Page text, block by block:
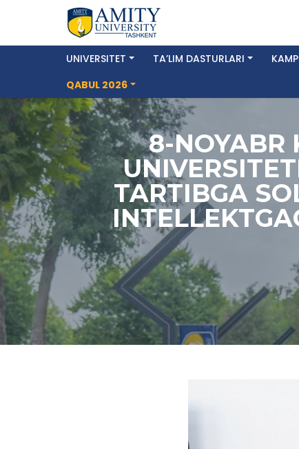
UNIVERSITET TA’LIM DASTURLARI
QABUL 2026
8-NOYABR
TARTIBGA